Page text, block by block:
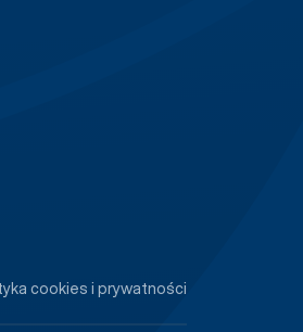
cookies i prywatności